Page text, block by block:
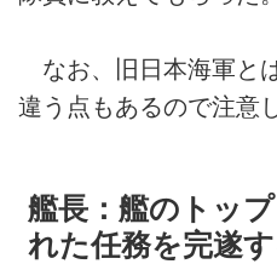
なお、旧日本海軍と
違う点もあるので注意
艦長：艦のトッ
れた任務を完遂